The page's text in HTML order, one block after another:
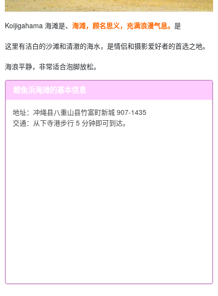
Koijigahama 海滩是、 海滩，顾名思义，充满浪漫气息。 是
这里有洁白的沙滩和清澈的海水，是情侣和摄影爱好者的首选之地。
海浪平静，非常适合泡脚放松。
鲤鱼浜海滩的基本信息
地址：冲绳县八重山县竹富町新城 907-1435
交通：从下寺港步行 5 分钟即可到达。